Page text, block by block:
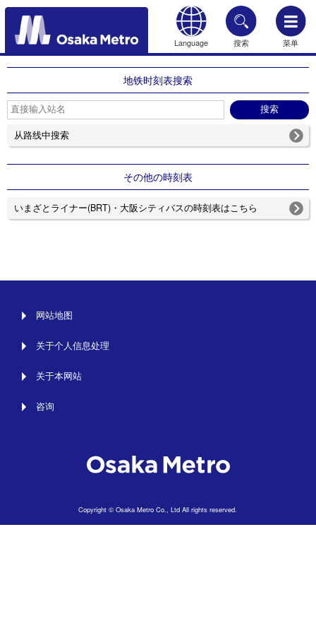
Language 搜索 菜单
HOME
地铁时刻表搜索
从路线中搜索
その他の時刻表
いまざとライナー(BRT)・大阪シティバスの時刻表はこちら
网站地图
关于个人信息处理
关于本网站
咨询
Copyright © Osaka Metro Co., Ltd All rights reserved.